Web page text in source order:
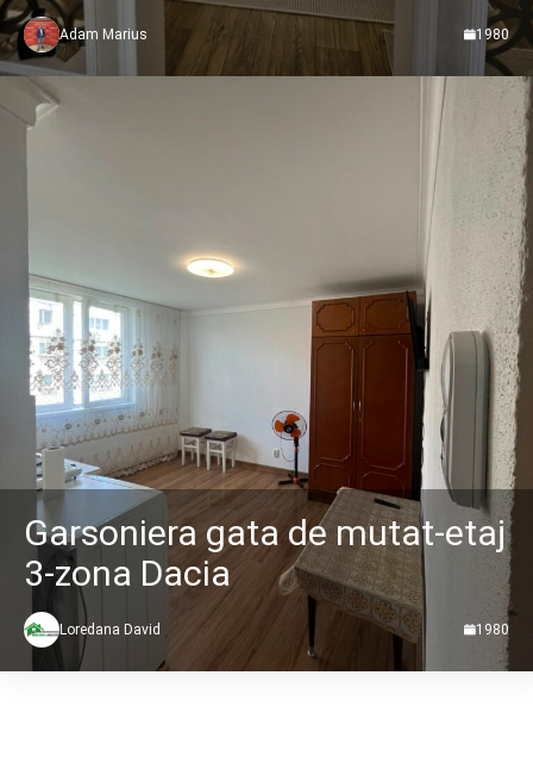
Adam Marius 1980
Garsoniera gata de mutat-etaj
3-zona Dacia
Loredana David 1980